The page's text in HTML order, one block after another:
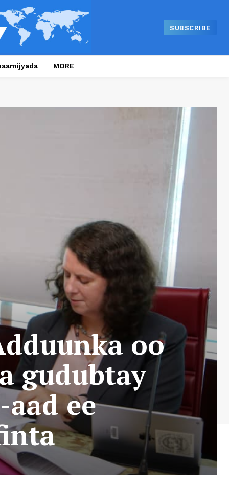
SUBSCRIBE
MORE
oo
gudubtay
ee